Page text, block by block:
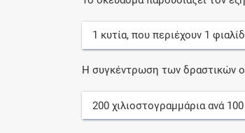
1 κυτία, που περιέχουν 1
Η συγκέντρωση των δραστικών
200 χιλιοστογραμμάριαανά 100